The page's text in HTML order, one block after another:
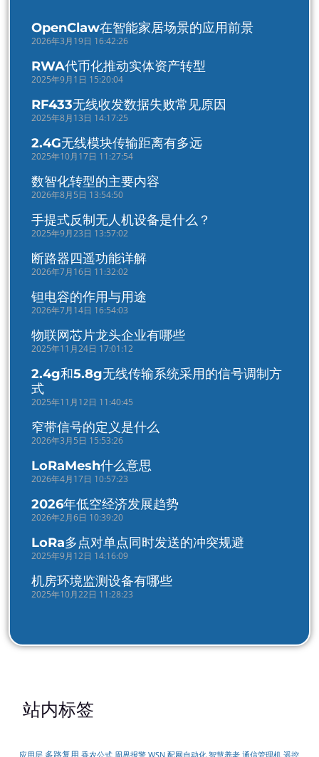
OpenClaw在智能家居场景的应用前景
2026年3月19日 16:42:26
RWA代币化推动实体资产转型
2025年9月1日 15:20:04
RF433无线收发数据失败常见原因
2025年8月13日 14:17:25
2.4G无线模块传输距离有多远
2025年10月17日 11:27:54
数智化转型的主要内容
2026年8月5日 13:54:50
手提式反制无人机设备是什么？
2025年9月23日 13:57:02
断路器四遥功能详解
2026年7月16日 11:32:02
钽电容的作用与用途
2026年7月14日 16:54:03
物联网芯片龙头企业有哪些
2025年11月24日 17:01:12
2.4g和5.8g无线传输系统采用的信号调制方
式
2025年11月12日 11:40:45
窄带信号的定义是什么
2026年3月5日 15:53:26
LoRaMesh什么意思
2026年4月17日 10:57:23
2026年低空经济发展趋势
2026年2月6日 10:39:20
LoRa多点对单点同时发送的冲突规避
2025年9月12日 14:16:09
机房环境监测设备有哪些
2025年10月22日 11:28:23
站内标签
周界报警 配网自动化 遥控